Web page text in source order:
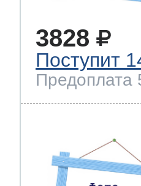
3828
Поступит
Предоплата